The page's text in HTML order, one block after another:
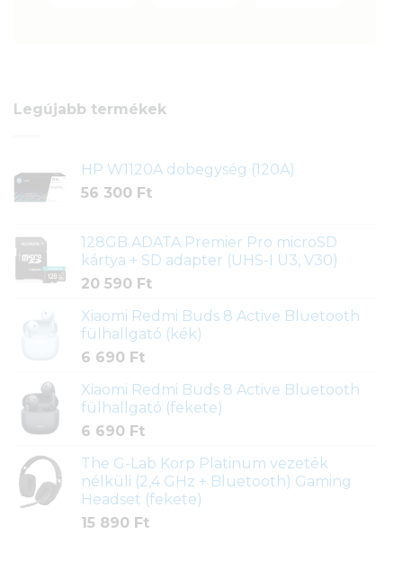
Legújabb termékek
HP W1120A dobegység (120A)
56 300 Ft
128GB ADATA Premier Pro microSD
kártya + SD adapter (UHS-I U3, V30)
20 590 Ft
Xiaomi Redmi Buds 8 Active Bluetooth
fülhallgató (kék)
6 690 Ft
Xiaomi Redmi Buds 8 Active Bluetooth
fülhallgató (fekete)
6 690 Ft
The G-Lab Korp Platinum vezeték
nélküli (2,4 GHz + Bluetooth) Gaming
Headset (fekete)
15 890 Ft